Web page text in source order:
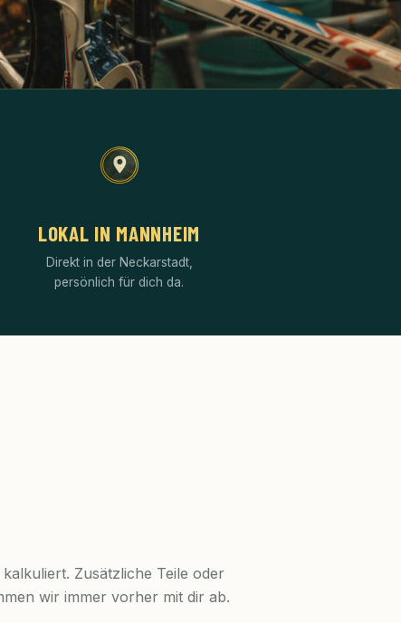
LOKAL IN MANNHEIM
Direkt in der Neckarstadt,
persönlich für dich da.
Zusätzliche Teile oder
wir immer vorher mit dir ab.